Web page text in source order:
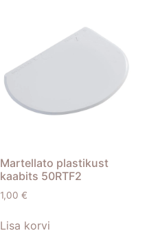
Martellato plastikust
kaabits 50RTF2
1,00 €
Lisa korvi